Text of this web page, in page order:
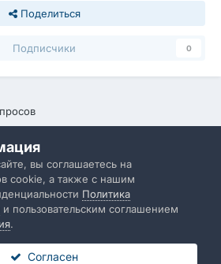
Поделиться
Подписчики 0
Обратная связь
IBResource
by Invision Community
вы соглашаетесь на
cookie, а также с нашим
Политика
и пользовательским соглашением
.
Согласен